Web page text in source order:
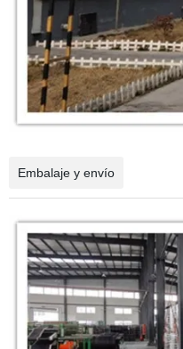
Embalaje y envío